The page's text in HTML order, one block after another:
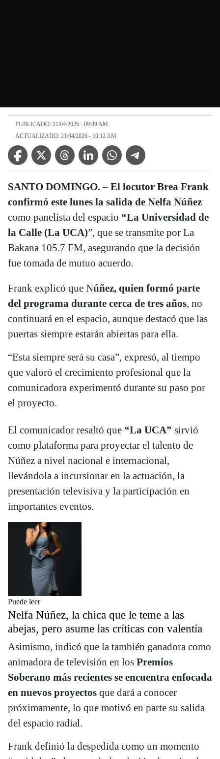
PUBLICADO: 21/04/2026 - 09:39 AM
ACTUALIZADO: 21/04/2026 - 10:12 AM
Facebook IconTwitter IconThreads IconLinkedin IconWhatsApp IconTelegram Icon
SANTO DOMINGO.– El locutor Brea Frank
confirmó este lunes la salida de Nelfa Núñez
como panelista del espacio “La Universidad de
la Calle (La UCA)”, que se transmite por La
Bakana 105.7 FM, asegurando que la decisión
fue tomada de mutuo acuerdo.
Frank explicó que Núñez, quien formó parte
del programa durante cerca de tres años, no
continuará en el espacio, aunque destacó que las
puertas siempre estarán abiertas para ella.
“Esta siempre será su casa”, expresó, al tiempo
que valoró el crecimiento profesional que la
comunicadora experimentó durante su paso por
el proyecto.
El comunicador resaltó que “La UCA” sirvió
como plataforma para proyectar el talento de
Núñez a nivel nacional e internacional,
llevándola a incursionar en la actuación, la
presentación televisiva y la participación en
importantes eventos.
Puede leer
Nelfa Núñez, la chica que le teme a las
abejas, pero asume las críticas con valentía
Asimismo, indicó que la también ganadora como
animadora de televisión en los Premios
Soberano más recientes se encuentra enfocada
en nuevos proyectos que dará a conocer
próximamente, lo que motivó en parte su salida
del espacio radial.
Frank definió la despedida como un momento